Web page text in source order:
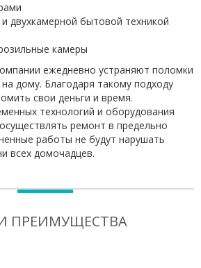
двухкамерной бытовой техникой
камеры
ежедневно устраняют поломки
дому. Благодаря такому подходу
свои деньги и время.
технологий и оборудования
ремонт в предельно
работы не будут нарушать
всех домочадцев.
ПРЕИМУЩЕСТВА